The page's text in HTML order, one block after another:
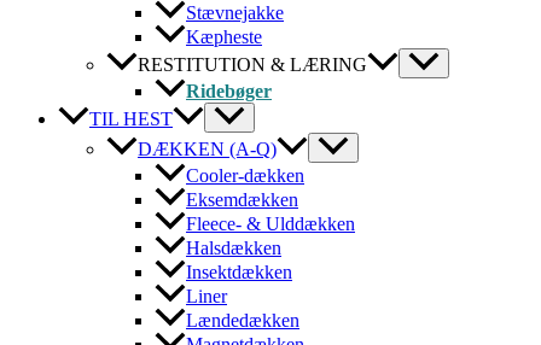
Stævnejakke
Kæpheste
RESTITUTION & LÆRING
Ridebøger
TIL HEST
DÆKKEN (A-Q)
Cooler-dækken
Eksemdækken
Fleece- & Ulddækken
Halsdækken
Insektdækken
Liner
Lændedækken